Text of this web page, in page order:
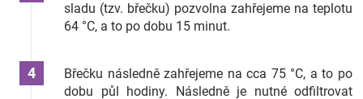
sladu (tzv. břečku) pozvolna zahřejeme na teplotu
64 °C, a to po dobu 15 minut.
Břečku následně zahřejeme na cca 75 °C, a to po
dobu půl hodiny. Následně je nutné odfiltrovat